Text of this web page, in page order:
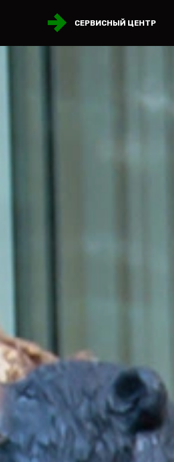
СЕРВИСНЫЙ ЦЕНТР